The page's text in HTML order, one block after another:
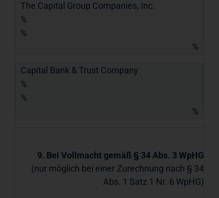
The Capital Group Companies, Inc.
%
%
%
Capital Bank & Trust Company
%
%
%
9. Bei Vollmacht gemäß § 34 Abs. 3 WpHG
(nur möglich bei einer Zurechnung nach § 34
Abs. 1 Satz 1 Nr. 6 WpHG)